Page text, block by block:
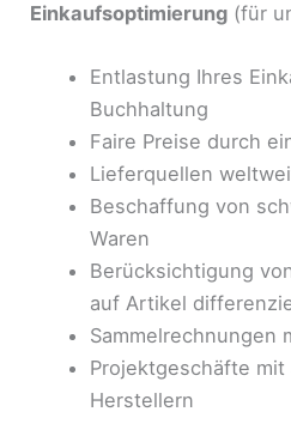
Einkaufsoptimierung (für
Entlastung Ihres
Buchhaltung
Faire Preise durch
Lieferquellen
Beschaffung von
Waren
Berücksichtigung
auf Artikel
Sammelrechnungen
Projektgeschäfte
Herstellern